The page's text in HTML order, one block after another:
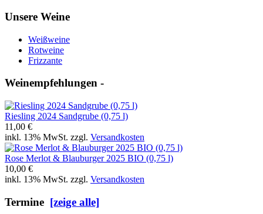
Unsere Weine
Weißweine
Rotweine
Frizzante
Weinempfehlungen -
Riesling 2024 Sandgrube (0,75 l)
11,00 €
inkl. 13% MwSt. zzgl. Versandkosten
Rose Merlot & Blauburger 2025 BIO (0,75 l)
10,00 €
inkl. 13% MwSt. zzgl. Versandkosten
Termine [zeige alle]